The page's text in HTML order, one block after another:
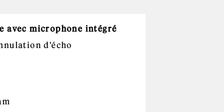
avec microphone intégré
d'écho